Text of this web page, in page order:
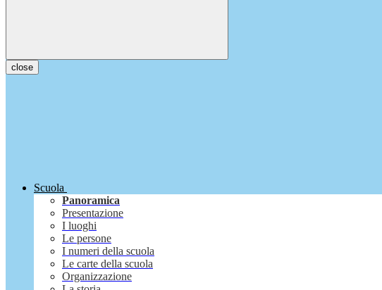
close
Scuola
Panoramica
Presentazione
I luoghi
Le persone
I numeri della scuola
Le carte della scuola
Organizzazione